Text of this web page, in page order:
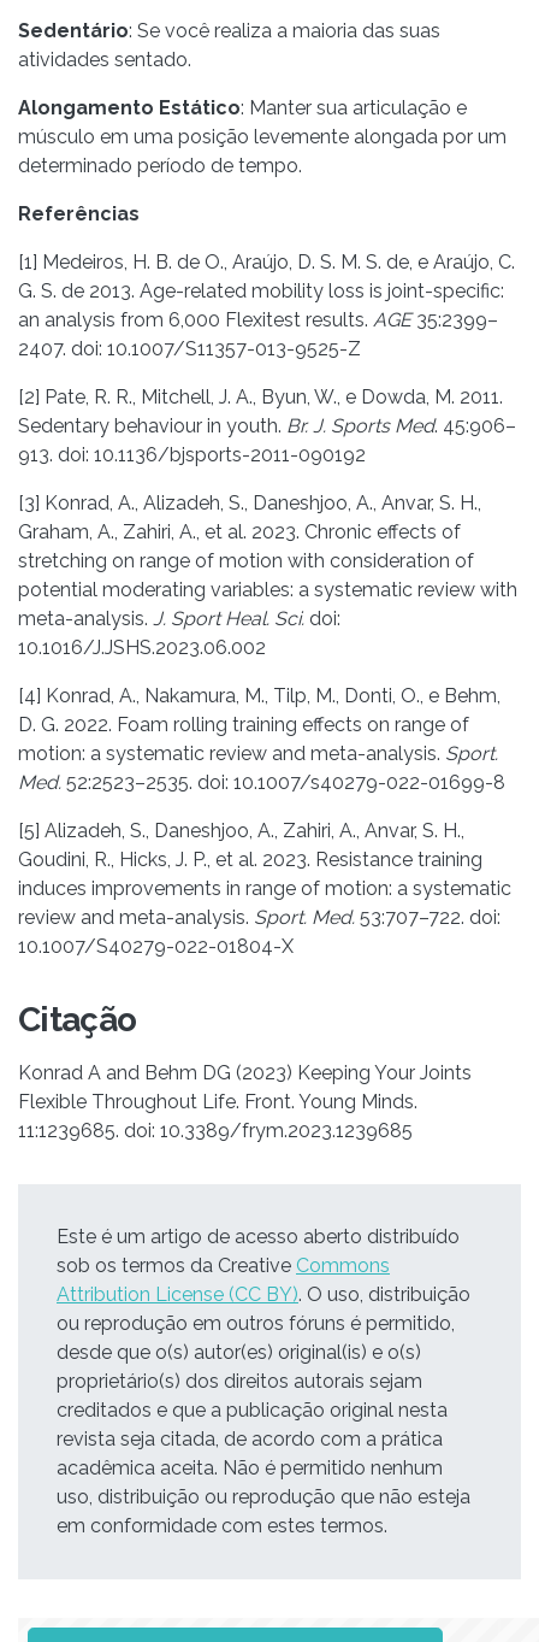
Sedentário: Se você realiza a maioria das suas
atividades sentado.
Alongamento Estático: Manter sua articulação e
músculo em uma posição levemente alongada por um
determinado período de tempo.
Referências
[1] Medeiros, H. B. de O., Araújo, D. S. M. S. de, e Araújo, C.
G. S. de 2013. Age-related mobility loss is joint-specific:
an analysis from 6,000 Flexitest results. AGE35:2399–
2407. doi: 10.1007/S11357-013-9525-Z
[2] Pate, R. R., Mitchell, J. A., Byun, W., e Dowda, M. 2011.
Sedentary behaviour in youth. Br. J. Sports Med. 45:906–
913. doi: 10.1136/bjsports-2011-090192
[3] Konrad, A., Alizadeh, S., Daneshjoo, A., Anvar, S. H.,
Graham, A., Zahiri, A., et al. 2023. Chronic effects of
stretching on range of motion with consideration of
potential moderating variables: a systematic review with
meta-analysis. J. Sport Heal. Sci. doi:
10.1016/J.JSHS.2023.06.002
[4] Konrad, A., Nakamura, M., Tilp, M., Donti, O., e Behm,
D. G. 2022. Foam rolling training effects on range of
motion: a systematic review and meta-analysis. Sport.
Med. 52:2523–2535. doi: 10.1007/s40279-022-01699-8
[5] Alizadeh, S., Daneshjoo, A., Zahiri, A., Anvar, S. H.,
Goudini, R., Hicks, J. P., et al. 2023. Resistance training
induces improvements in range of motion: a systematic
review and meta-analysis. Sport. Med. 53:707–722. doi:
10.1007/S40279-022-01804-X
Citação
Konrad A and Behm DG (2023) Keeping Your Joints
Flexible Throughout Life. Front. Young Minds.
11:1239685. doi: 10.3389/frym.2023.1239685
Este é um artigo de acesso aberto distribuído
sob os termos da Creative Commons
Attribution License (CC BY). O uso, distribuição
ou reprodução em outros fóruns é permitido,
desde que o(s) autor(es) original(is) e o(s)
proprietário(s) dos direitos autorais sejam
creditados e que a publicação original nesta
revista seja citada, de acordo com a prática
acadêmica aceita. Não é permitido nenhum
uso, distribuição ou reprodução que não esteja
em conformidade com estes termos.